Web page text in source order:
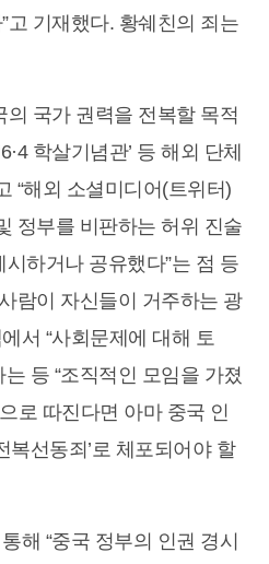
고 기재했다. 황쉐친의 죄는
의 국가 권력을 전복할 목적
학살기념관’ 등 해외 단체
“해외 소셜미디어(트위터)
정부를 비판하는 허위 진술
하거나 공유했다”는 점 등
람이 자신들이 거주하는 광
서 “사회문제에 대해 토
는 등 “조직적인 모임을 가졌
로 따진다면 아마 중국 인
복선동죄’로 체포되어야 할
해 “중국 정부의 인권 경시